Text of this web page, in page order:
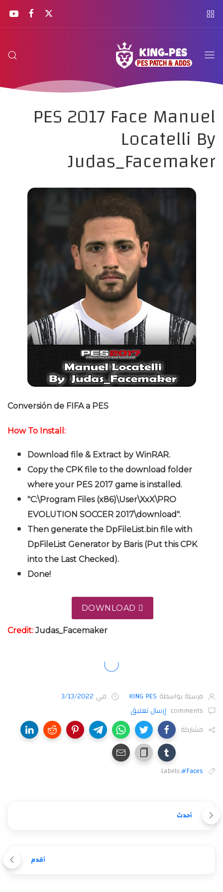
PES 2017 Face Manuel
Locatelli By
Judas_Facemaker
Conversión de FIFA a PES
How To Install:
Download file & Extract by WinRAR.
Copy the CPK file to the download folder
where your PES 2017 game is installed.
"C:\Program Files (x86)\User\XxX\PRO
EVOLUTION SOCCER 2017\download".
Then generate the DpFileList.bin file with
DpFileList Generator by Baris (Put this CPK
into the Last Checked).
Done!
DOWNLOAD
Credit:Judas_Facemaker
مرسلة بواسطة KING PES في 3/13/2022
comments إرسال تعليق
مشاركة
Labels:#Faces
أحدث
أقدم